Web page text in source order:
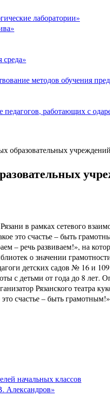
лаборатории»
среда»
методов обучения
работающих с
образовательных учреждений
в рамках сетевого
это счастье – быть
– речь развиваем!», на
о значении
детских садов № 16 и
с детьми от года до 8
Рязанского театра
счастье – быть
начальных классов
Александров»